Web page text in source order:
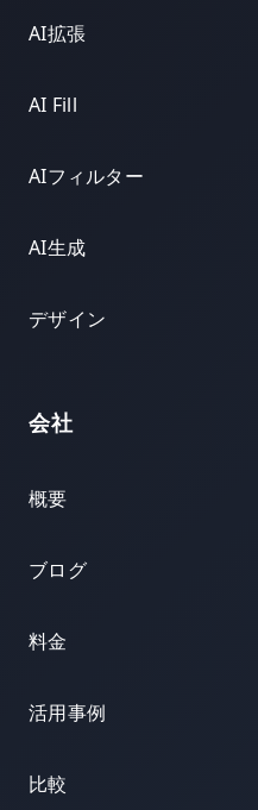
AI拡張
AI Fill
AIフィルター
AI生成
デザイン
会社
概要
ブログ
料金
活用事例
比較